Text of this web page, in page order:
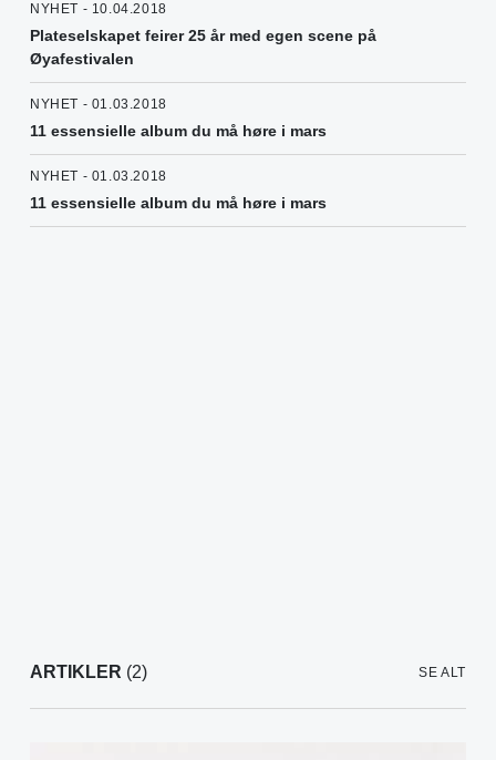
NYHET - 10.04.2018
Plateselskapet feirer 25 år med egen scene på
Øyafestivalen
NYHET - 01.03.2018
11 essensielle album du må høre i mars
NYHET - 01.03.2018
11 essensielle album du må høre i mars
ARTIKLER (2) SE ALT